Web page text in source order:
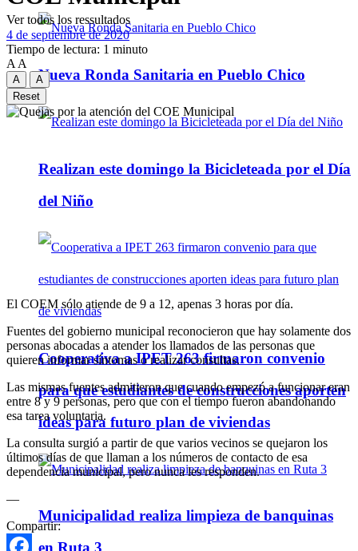
Nueva Ronda Sanitaria en Pueblo Chico
Realizan este domingo la Bicicleteada por el Día
del Niño
Cooperativa a IPET 263 firmaron convenio
para que estudiantes de construcciones aporten
ideas para futuro plan de viviendas
Municipalidad realiza limpieza de banquinas
Ver todos los ressultados
4 de septiembre de 2020
Tiempo de lectura: 1 minuto
A A
A
A
Reset
El COEM sólo atiende de 9 a 12, apenas 3 horas por día.
Fuentes del gobierno municipal reconocieron que hay solamente dos
personas abocadas a atender los llamados de las personas que
quieren informar síntomas o realizar consultas.
Las mismas fuentes admitieron que cuando empezó a funcionar eran
entre 8 y 9 personas, pero que con el tiempo fueron abandonando
esa tarea voluntaria.
La consulta surgió a partir de que varios vecinos se quejaron los
últimos días de que llaman a los números de contacto de esa
dependencia municipal, pero nunca les responden.
—
Compartir: